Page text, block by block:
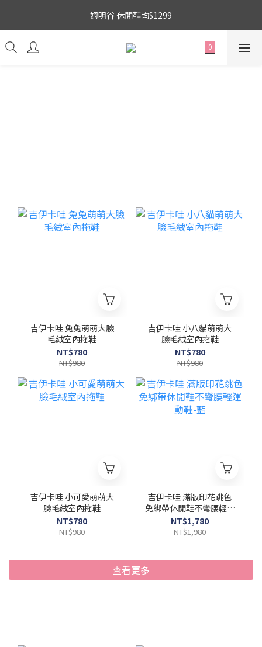
吉伊卡哇 新品上市88折+滿件贈零錢包(隨機)
姆明谷 休閒鞋均$1299
14
2
1
7
6
4
3
2
1
5
4
3
2
分
4
3
5
4
吉伊卡哇 兔兔萌萌大臉
毛絨室內拖鞋
NT$780
NT$980
吉伊卡哇 小八貓萌萌大
臉毛絨室內拖鞋
NT$780
NT$980
吉伊卡哇 小可愛萌萌大
臉毛絨室內拖鞋
NT$780
NT$980
吉伊卡哇 滿版印花跳色
免綁帶休閒鞋不彎腰輕運
動鞋-藍
NT$1,780
NT$1,980
查看更多